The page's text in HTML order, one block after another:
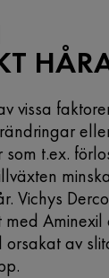
vissa
t.ex.
Vichys
av